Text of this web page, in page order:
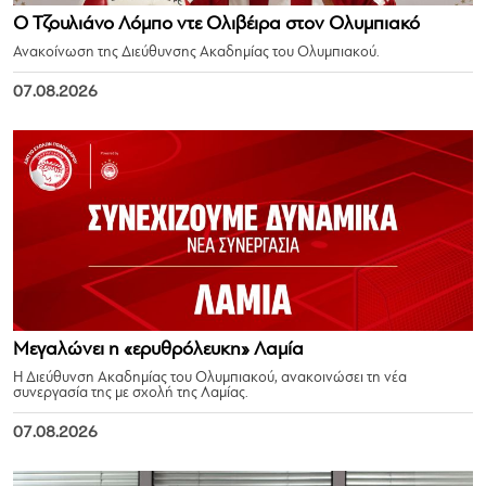
Ο Τζουλιάνο Λόμπο ντε Ολιβέιρα στον Ολυμπιακό
Ανακοίνωση της Διεύθυνσης Ακαδημίας του Ολυμπιακού.
07.08.2026
Μεγαλώνει η «ερυθρόλευκη» Λαμία
Η Διεύθυνση Ακαδημίας του Ολυμπιακού, ανακοινώσει τη νέα
συνεργασία της με σχολή της Λαμίας.
07.08.2026